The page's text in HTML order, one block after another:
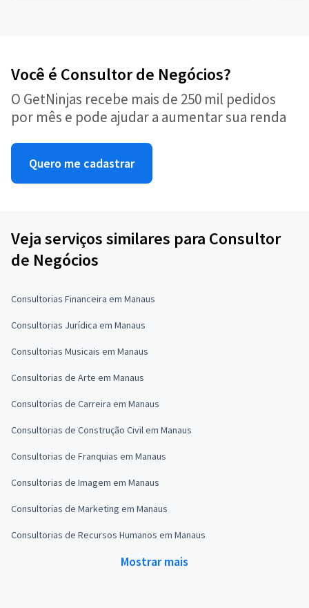
Você é Consultor de Negócios?
O GetNinjas recebe mais de 250 mil pedidos
por mês e pode ajudar a aumentar sua renda
Quero me cadastrar
Veja serviços similares para Consultor
de Negócios
Consultorias Financeira em Manaus
Consultorias Jurídica em Manaus
Consultorias Musicais em Manaus
Consultorias de Arte em Manaus
Consultorias de Carreira em Manaus
Consultorias de Construção Civil em Manaus
Consultorias de Franquias em Manaus
Consultorias de Imagem em Manaus
Consultorias de Marketing em Manaus
Consultorias de Recursos Humanos em Manaus
Mostrar mais